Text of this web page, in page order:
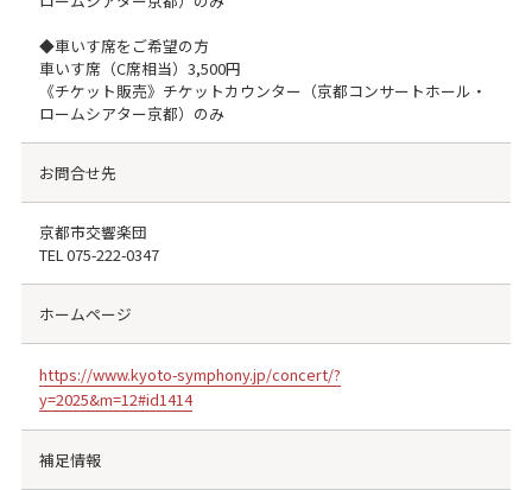
◆車いす席をご希望の方
車いす席（C席相当）3,500円
《チケット販売》チケットカウンター（京都コンサートホール・
ロームシアター京都）のみ
お問合せ先
京都市交響楽団
TEL075-222-0347
ホームページ
https://www.kyoto-symphony.jp/concert/?
y=2025&m=12#id1414
補足情報